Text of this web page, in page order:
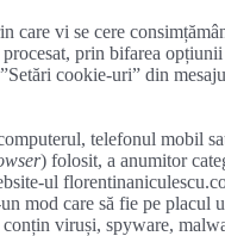
vi se cere
prin bifarea
cookie-uri” din
telefonul mobil
) folosit, a anumitor
ul
mod care să fie pe placul
viruși, spyware,